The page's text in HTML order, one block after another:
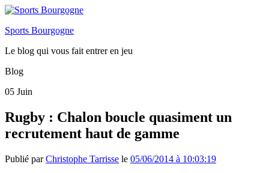
Sports Bourgogne
Le blog qui vous fait entrer en jeu
Blog
05 Juin
Rugby : Chalon boucle quasiment un
recrutement haut de gamme
Publié parChristophe Tarrisse le 05/06/2014 à 10:03:19